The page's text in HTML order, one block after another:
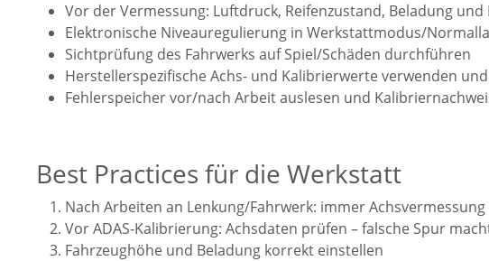
Vor der Vermessung: Luftdruck, Reifenzustand, Beladung
Elektronische Niveauregulierung in Werkstattmodus/
Sichtprüfung des Fahrwerks auf Spiel/Schäden durchführen
Herstellerspezifische Achs- und Kalibrierwerte verwenden
Fehlerspeicher vor/nach Arbeit auslesen und
Best Practices für die Werkstatt
Nach Arbeiten an Lenkung/Fahrwerk: immer Achsvermessung
Vor ADAS-Kalibrierung: Achsdaten prüfen – falsche Spur
Fahrzeughöhe und Beladung korrekt einstellen